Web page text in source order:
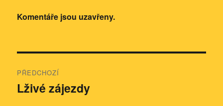
Komentáře jsou uzavřeny.
pro
PŘEDCHOZÍ
Předchozí
Lživé zájezdy